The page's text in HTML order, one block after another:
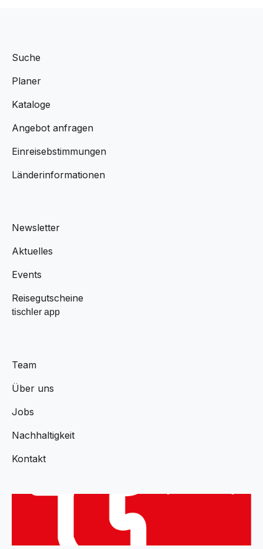
Suche
Planer
Kataloge
Angebot anfragen
Einreisebstimmungen
Länderinformationen
Newsletter
Aktuelles
Events
Reisegutscheine
tischler app
Team
Über uns
Jobs
Nachhaltigkeit
Kontakt